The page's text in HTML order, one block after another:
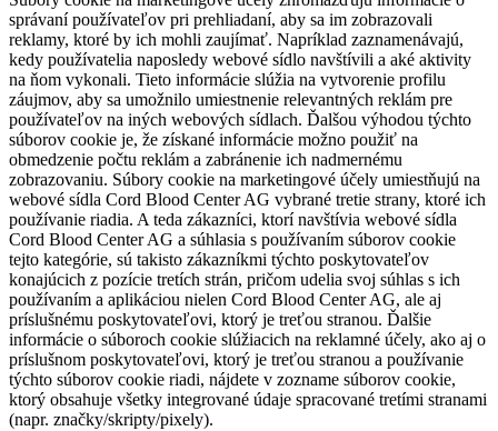
správaní používateľov pri prehliadaní, aby sa im zobrazovali
reklamy, ktoré by ich mohli zaujímať. Napríklad zaznamenávajú,
kedy používatelia naposledy webové sídlo navštívili a aké aktivity
na ňom vykonali. Tieto informácie slúžia na vytvorenie profilu
záujmov, aby sa umožnilo umiestnenie relevantných reklám pre
používateľov na iných webových sídlach. Ďalšou výhodou týchto
súborov cookie je, že získané informácie možno použiť na
obmedzenie počtu reklám a zabránenie ich nadmernému
zobrazovaniu. Súbory cookie na marketingové účely umiestňujú na
webové sídla Cord Blood Center AG vybrané tretie strany, ktoré ich
používanie riadia. A teda zákazníci, ktorí navštívia webové sídla
Cord Blood Center AG a súhlasia s používaním súborov cookie
tejto kategórie, sú takisto zákazníkmi týchto poskytovateľov
konajúcich z pozície tretích strán, pričom udelia svoj súhlas s ich
používaním a aplikáciou nielen Cord Blood Center AG, ale aj
príslušnému poskytovateľovi, ktorý je treťou stranou. Ďalšie
informácie o súboroch cookie slúžiacich na reklamné účely, ako aj o
príslušnom poskytovateľovi, ktorý je treťou stranou a používanie
týchto súborov cookie riadi, nájdete v zozname súborov cookie,
ktorý obsahuje všetky integrované údaje spracované tretími stranami
(napr. značky/skripty/pixely).